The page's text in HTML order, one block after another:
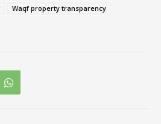
Waqf property transparency